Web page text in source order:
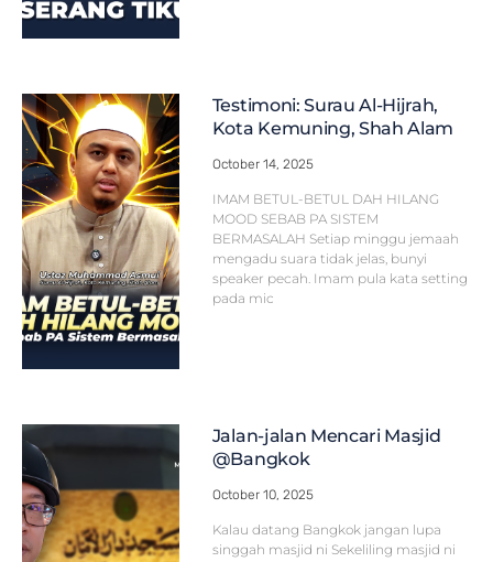
Testimoni: Surau Al-Hijrah,
Kota Kemuning, Shah Alam
October 14, 2025
IMAM BETUL-BETUL DAH HILANG
MOOD SEBAB PA SISTEM
BERMASALAH Setiap minggu jemaah
mengadu suara tidak jelas, bunyi
speaker pecah. Imam pula kata setting
pada mic
Jalan-jalan Mencari Masjid
@Bangkok
October 10, 2025
Kalau datang Bangkok jangan lupa
singgah masjid ni Sekeliling masjid ni